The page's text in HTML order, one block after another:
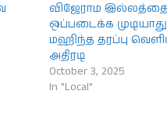
விஜேராம இல்லத்தை
ஒப்படைக்க முடியாது
மஹிந்த தரப்பு
அதிரடி
October 3, 2025
In "Local"